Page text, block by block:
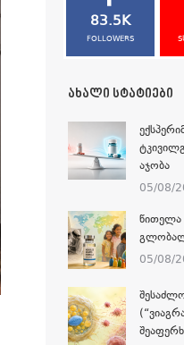
83.5K
FOLLOWERS
ᲐᲮᲐᲚᲘ ᲡᲢᲐᲢᲘᲔᲑᲘ
ᲐᲯᲝᲑᲐ
05/08/
ᲬᲘᲗᲔᲚᲐ
05/08/